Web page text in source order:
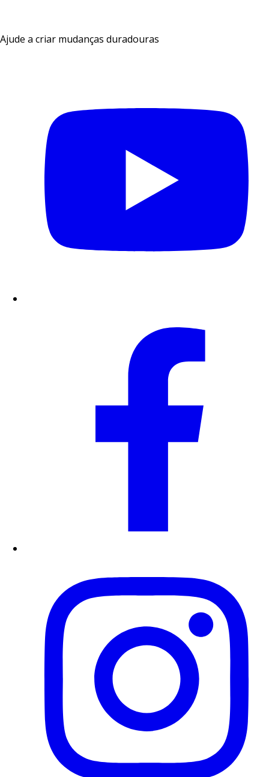
Ajude a criar mudanças duradouras